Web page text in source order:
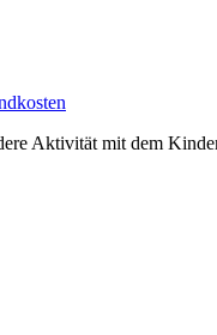
Aktivität mit dem